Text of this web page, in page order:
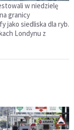
w niedzielę
granicy
jako siedliska dla ryb.
Londynu z